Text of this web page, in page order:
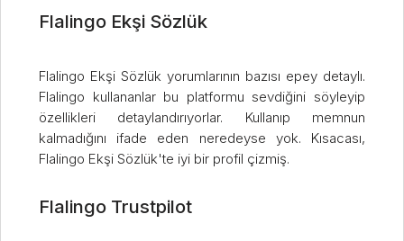
Flalingo Ekşi Sözlük
Flalingo Ekşi Sözlük yorumlarının bazısı epey detaylı.
Flalingo kullananlar bu platformu sevdiğini söyleyip
özellikleri detaylandırıyorlar. Kullanıp memnun
kalmadığını ifade eden neredeyse yok. Kısacası,
Flalingo Ekşi Sözlük'te iyi bir profil çizmiş.
Flalingo Trustpilot